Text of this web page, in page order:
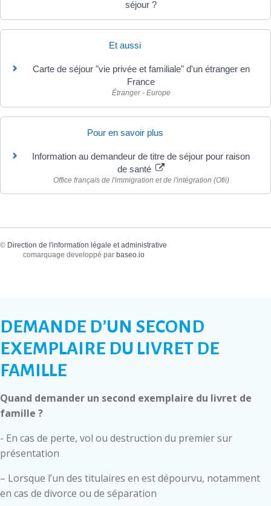
séjour ?
Et aussi
Carte de séjour "vie privée et familiale" d'un étranger en
France
Étranger - Europe
Pour en savoir plus
Information au demandeur de titre de séjour pour raison
de santé
Office français de l'immigration et de l'intégration (Ofii)
© Direction de l'information légale et administrative
comarquage developpé par baseo.io
DEMANDE D’UN SECOND
EXEMPLAIRE DU LIVRET DE
FAMILLE
Quand demander un second exemplaire du livret de
famille ?
- En cas de perte, vol ou destruction du premier sur
présentation
– Lorsque l’un des titulaires en est dépourvu, notamment
en cas de divorce ou de séparation